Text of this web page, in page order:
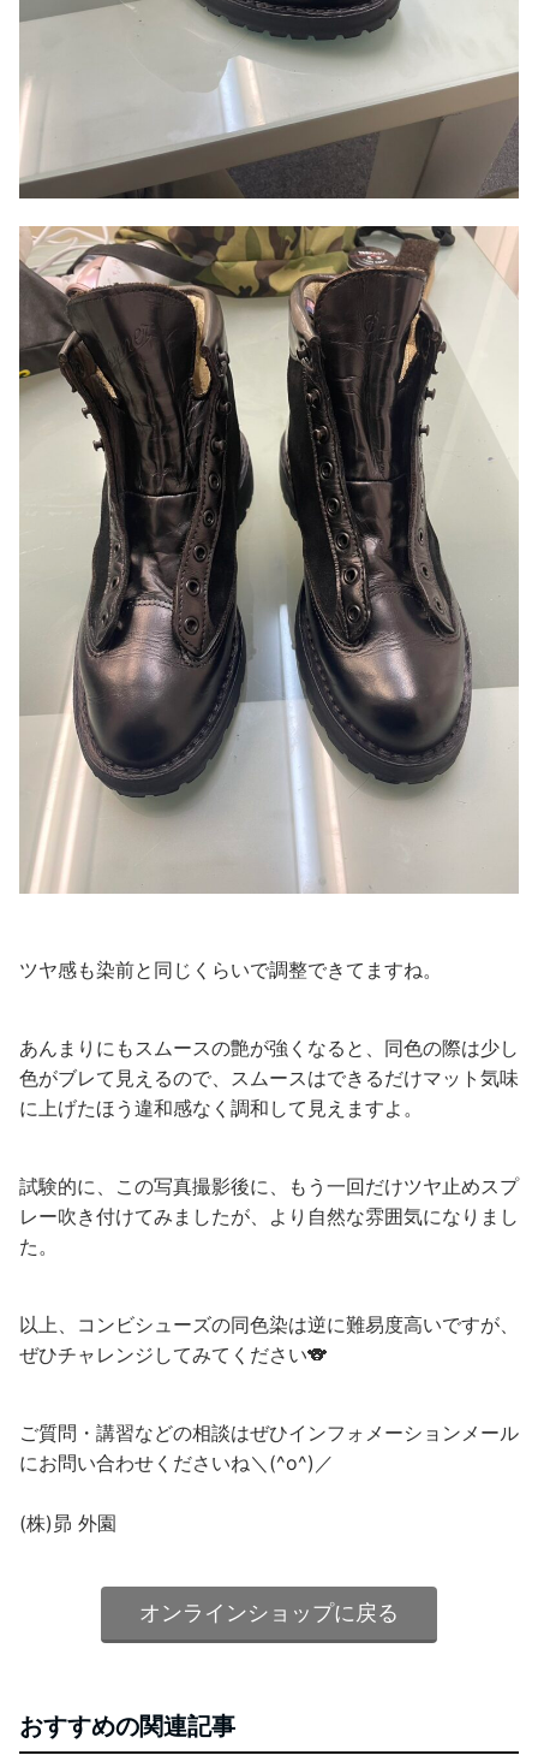
ツヤ感も染前と同じくらいで調整できてますね。
あんまりにもスムースの艶が強くなると、同色の際は少し
色がブレて見えるので、スムースはできるだけマット気味
に上げたほう違和感なく調和して見えますよ。
試験的に、この写真撮影後に、もう一回だけツヤ止めスプ
レー吹き付けてみましたが、より自然な雰囲気になりまし
た。
以上、コンビシューズの同色染は逆に難易度高いですが、
ぜひチャレンジしてみてください🐨
ご質問・講習などの相談はぜひインフォメーションメール
にお問い合わせくださいね＼(^o^)／
(株)昴 外園
オンラインショップに戻る
おすすめの関連記事